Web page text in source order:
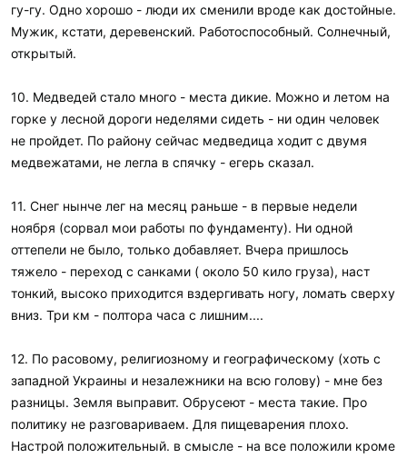
гу-гу. Одно хорошо - люди их сменили вроде как достойные.
Мужик, кстати, деревенский. Работоспособный. Солнечный,
открытый.
10. Медведей стало много - места дикие. Можно и летом на
горке у лесной дороги неделями сидеть - ни один человек
не пройдет. По району сейчас медведица ходит с двумя
медвежатами, не легла в спячку - егерь сказал.
11. Снег нынче лег на месяц раньше - в первые недели
ноября (сорвал мои работы по фундаменту). Ни одной
оттепели не было, только добавляет. Вчера пришлось
тяжело - переход с санками ( около 50 кило груза), наст
тонкий, высоко приходится вздергивать ногу, ломать сверху
вниз. Три км - полтора часа с лишним....
12. По расовому, религиозному и географическому (хоть с
западной Украины и незалежники на всю голову) - мне без
разницы. Земля выправит. Обрусеют - места такие. Про
политику не разговариваем. Для пищеварения плохо.
Настрой положительный. в смысле - на все положили кроме